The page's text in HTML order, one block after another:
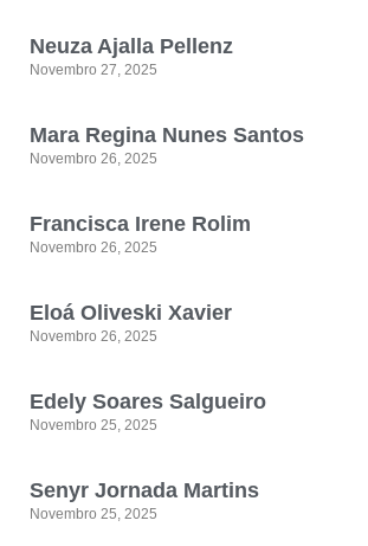
Neuza Ajalla Pellenz
Novembro 27, 2025
Mara Regina Nunes Santos
Novembro 26, 2025
Francisca Irene Rolim
Novembro 26, 2025
Eloá Oliveski Xavier
Novembro 26, 2025
Edely Soares Salgueiro
Novembro 25, 2025
Senyr Jornada Martins
Novembro 25, 2025